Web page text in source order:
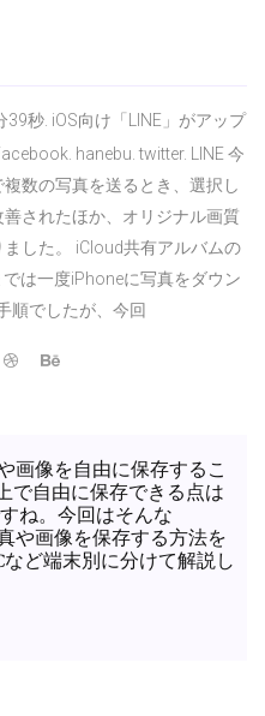
秒. iOS向け「LINE」がアップ
hanebu. twitter. LINE 今
数の写真を送るとき、選択し
されたほか、オリジナル画質
した。 iCloud共有アルバムの
は一度iPhoneに写真をダウン
順でしたが、今回
画像を自由に保存するこ
で自由に保存できる点は
ね。今回はそんな
や画像を保存する方法を
など端末別に分けて解説し